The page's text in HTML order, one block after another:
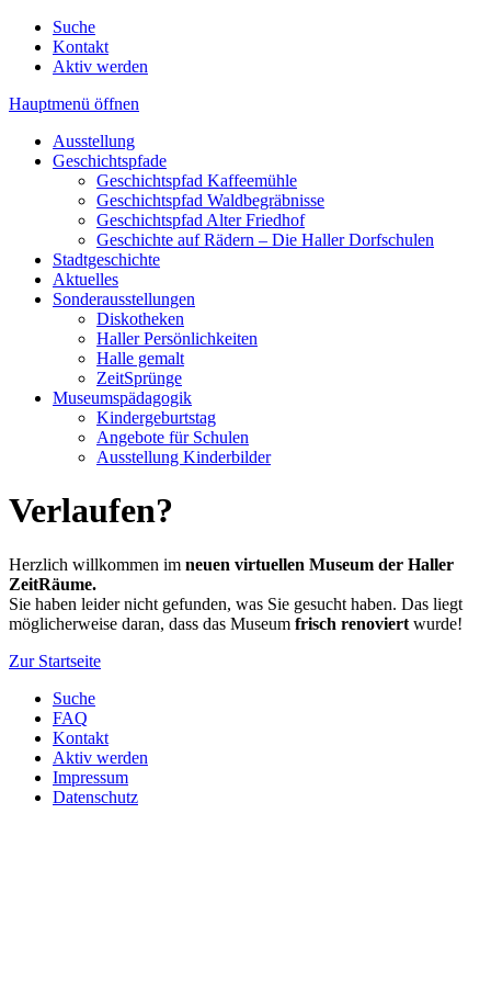
Suche
Kontakt
Aktiv werden
Hauptmenü öffnen
Ausstellung
Geschichtspfade
Geschichtspfad Kaffeemühle
Geschichtspfad Waldbegräbnisse
Geschichtspfad Alter Friedhof
Geschichte auf Rädern – Die Haller Dorfschulen
Stadtgeschichte
Aktuelles
Sonderausstellungen
Diskotheken
Haller Persönlichkeiten
Halle gemalt
ZeitSprünge
Museumspädagogik
Kindergeburtstag
Angebote für Schulen
Ausstellung Kinderbilder
Verlaufen?
Herzlich willkommen im neuen virtuellen Museum der Haller
ZeitRäume.
Sie haben leider nicht gefunden, was Sie gesucht haben. Das liegt
möglicherweise daran, dass das Museum frisch renoviert wurde!
Zur Startseite
Suche
FAQ
Kontakt
Aktiv werden
Impressum
Datenschutz